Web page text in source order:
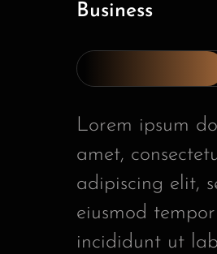
Business
Lorem ipsum
amet,
adipiscing elit,
eiusmod tempor
incididunt ut